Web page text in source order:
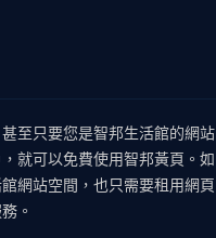
至只要您是智邦生活館的網站
就可以免費使用智邦黃頁。如
網站空間，也只需要租用網頁
。